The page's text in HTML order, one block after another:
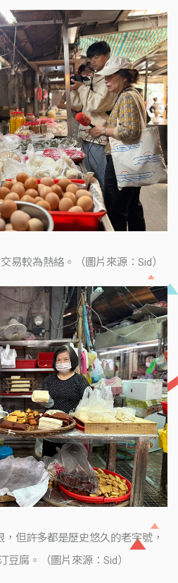
易較為熱絡。（圖片來源：Sid）
但許多都是歷史悠久的老字號，
豆腐。（圖片來源：Sid）